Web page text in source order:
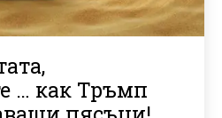
… как Тръмп